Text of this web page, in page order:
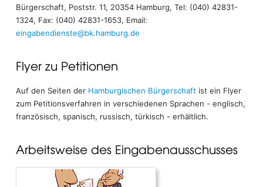
Bürgerschaft, Poststr. 11, 20354 Hamburg, Tel: (040) 42831-
1324, Fax: (040) 42831-1653, Email:
eingabendienste@bk.hamburg.de
Flyer zu Petitionen
Auf den Seiten der Hamburgischen Bürgerschaft ist ein Flyer
zum Petitionsverfahren in verschiedenen Sprachen - englisch,
französisch, spanisch, russisch, türkisch - erhältlich.
Arbeitsweise des Eingabenausschusses